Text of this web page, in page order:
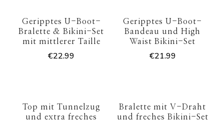
Geripptes U-Boot-
Bralette & Bikini-Set
mit mittlerer Taille
€22.99
Geripptes U-Boot-
Bandeau und High
Waist Bikini-Set
€21.99
Top mit Tunnelzug
und extra freches
Bralette mit V-Draht
und freches Bikini-Set